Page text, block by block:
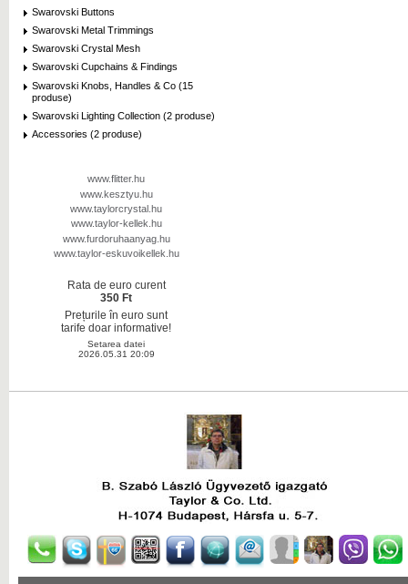
Swarovski Buttons
Swarovski Metal Trimmings
Swarovski Crystal Mesh
Swarovski Cupchains & Findings
Swarovski Knobs, Handles & Co (15
produse)
Swarovski Lighting Collection (2 produse)
Accessories (2 produse)
www.flitter.hu
www.kesztyu.hu
www.taylorcrystal.hu
www.taylor-kellek.hu
www.furdoruhaanyag.hu
www.taylor-eskuvoikellek.hu
Rata de euro curent
350 Ft
Prețurile în euro sunt
tarife doar informative!
Setarea datei
2026.05.31 20:09